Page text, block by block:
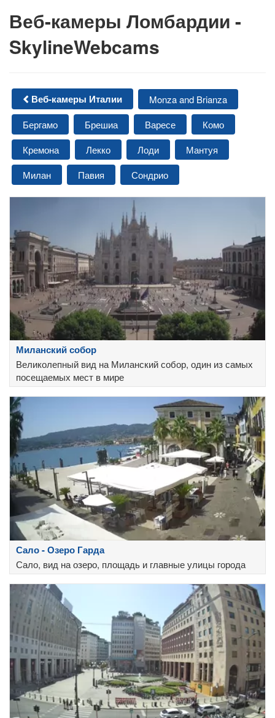
Веб-камеры Ломбардии -
SkylineWebcams
Веб-камеры Италии
Monza and Brianza
Бергамо
Брешиа Варесе
Комо
Кремона
Лекко Лоди
Мантуя
Милан
Павия Сондрио
Миланский собор
Великолепный вид на Миланский собор, один из самых
посещаемых мест в мире
Сало - Озеро Гарда
Сало, вид на озеро, площадь и главные улицы города